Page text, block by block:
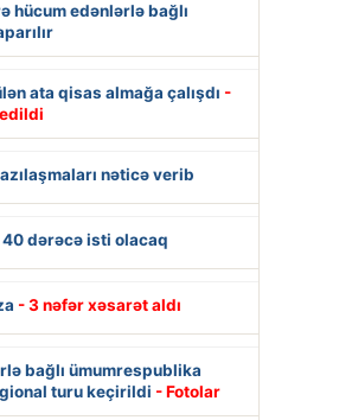
hücum edənlərlə bağlı
ata qisas almağa çalışdı -
nəticə verib
40 dərəcə isti olacaq
- 3 nəfər xəsarət aldı
bağlı ümumrespublika
turu keçirildi - Fotolar